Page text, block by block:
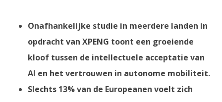
Onafhankelijke studie in meerdere landen in
opdracht van XPENG toont een groeiende
kloof tussen de intellectuele acceptatie van
AI en het vertrouwen in autonome mobiliteit.
Slechts 13% van de Europeanen voelt zich